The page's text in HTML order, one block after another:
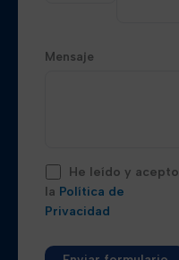
Mensaje
He leído y acepto
la Política de
Privacidad